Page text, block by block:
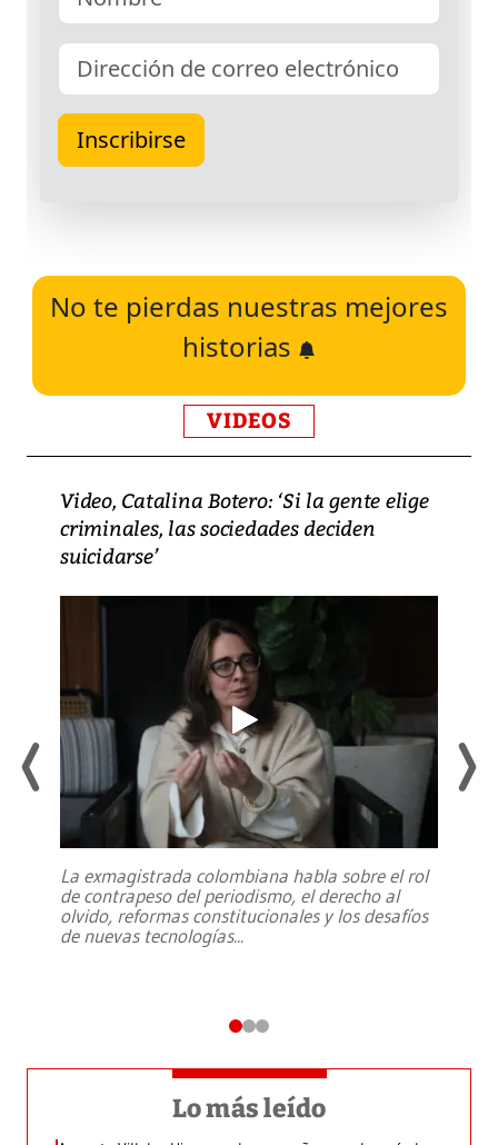
No te pierdas nuestras mejores
historias
VIDEOS
Video, Catalina Botero: ‘Si la gente elige
criminales, las sociedades deciden
suicidarse’
La exmagistrada colombiana habla sobre el rol
de contrapeso del periodismo, el derecho al
olvido, reformas constitucionales y los desafíos
de nuevas tecnologías...
Lo más leído